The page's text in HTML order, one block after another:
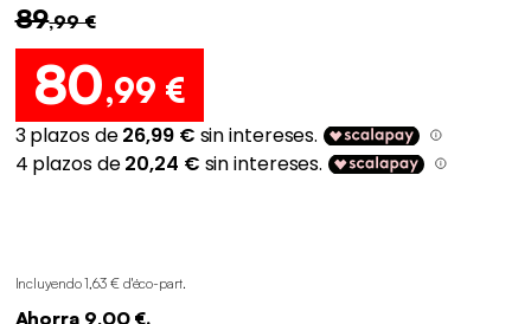
89,99 €
80,99 €
Incluyendo 1,63 € d'éco-part.
Ahorra 9,00 €.